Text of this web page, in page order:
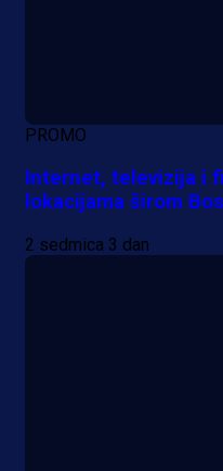
PROMO
Internet, televizija i
lokacijama širom
2 sedmica 3 dan